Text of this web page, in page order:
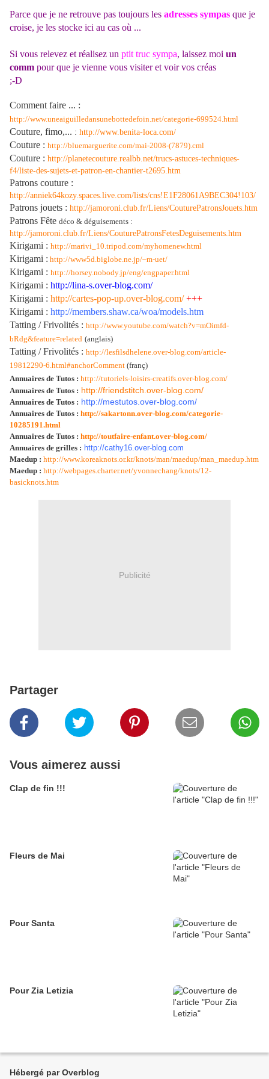
Parce que je ne retrouve pas toujours les adresses sympas que je
croise, je les stocke ici au cas où ...
Si vous relevez et réalisez un ptit truc sympa, laissez moi un
comm pour que je vienne vous visiter et voir vos créas
;-D
Comment faire ... :
http://www.uneaiguilledansunebottedefoin.net/categorie-699524.html
Couture, fimo,... : http://www.benita-loca.com/
Couture : http://bluemarguerite.com/mai-2008-(7879).cml
Couture : http://planetecouture.realbb.net/trucs-astuces-techniques-
f4/liste-des-sujets-et-patron-en-chantier-t2695.htm
Patrons couture :
http://anniek64kozy.spaces.live.com/lists/cns!E1F28061A9BEC304!103/
Patrons jouets : http://jamoroni.club.fr/Liens/CouturePatronsJouets.htm
Patrons Fête déco & déguisements :
http://jamoroni.club.fr/Liens/CouturePatronsFetesDeguisements.htm
Kirigami : http://marivi_10.tripod.com/myhomenew.html
Kirigami : http://www5d.biglobe.ne.jp/~m-uet/
Kirigami : http://horsey.nobody.jp/eng/engpaper.html
Kirigami : http://lina-s.over-blog.com/
Kirigami : http://cartes-pop-up.over-blog.com/ +++
Kirigami : http://members.shaw.ca/woa/models.htm
Tatting / Frivolités : http://www.youtube.com/watch?v=mOimfd-
bRdg&feature=related (anglais)
Tatting / Frivolités : http://lesfilsdhelene.over-blog.com/article-
19812290-6.html#anchorComment (franç)
Annuaires de Tutos : http://tutoriels-loisirs-creatifs.over-blog.com/
Annuaires de Tutos : http://friendstitch.over-blog.com/
Annuaires de Tutos : http://mestutos.over-blog.com/
Annuaires de Tutos : http://sakartonn.over-blog.com/categorie-
10285191.html
Annuaires de Tutos : http://toutfaire-enfant.over-blog.com/
Annuaires de grilles : http://cathy16.over-blog.com
Maedup : http://www.koreaknots.or.kr/knots/man/maedup/man_maedup.htm
Maedup : http://webpages.charter.net/yvonnechang/knots/12-
basicknots.htm
Publicité
Partager
Vous aimerez aussi
Clap de fin !!!
Fleurs de Mai
Pour Santa
Pour Zia Letizia
Hébergé par Overblog